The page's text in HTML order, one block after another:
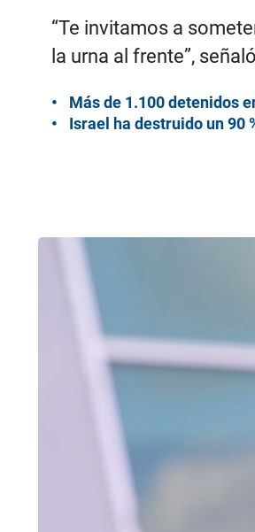
“Te invitamos a
la urna al frente”,
Más de 1.100 detenidos
Israel ha destruido un 90